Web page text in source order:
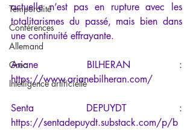
Temporalité
Conférences
Allemand
Grec
Intelligence artificielle
actuelle n’est pas en rupture avec les
totalitarismes du passé, mais bien dans
une continuité effrayante.
Ariane BILHERAN :
https://www.arianebilheran.com/
Senta DEPUYDT :
https://sentadepuydt.substack.com/p/b